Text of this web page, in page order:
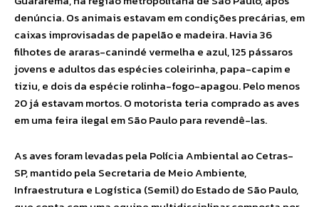
denúncia. Os animais estavam em condições precárias, em
caixas improvisadas de papelão e madeira. Havia 36
filhotes de araras-canindé vermelha e azul, 125 pássaros
jovens e adultos das espécies coleirinha, papa-capim e
tiziu, e dois da espécie rolinha-fogo-apagou. Pelo menos
20 já estavam mortos. O motorista teria comprado as aves
em uma feira ilegal em São Paulo para revendê-las.
As aves foram levadas pela Polícia Ambiental ao Cetras-
SP, mantido pela Secretaria de Meio Ambiente,
Infraestrutura e Logística (Semil) do Estado de São Paulo,